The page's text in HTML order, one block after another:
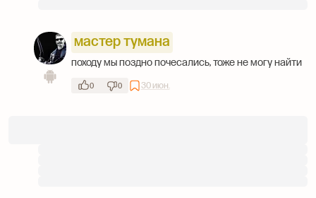
мастер тумана
походу мы поздно почесались, тоже не могу найти
0 0 30 июн.